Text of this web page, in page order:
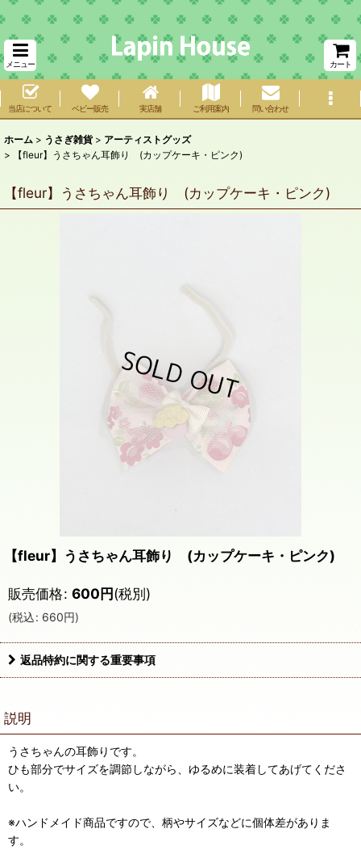
メニュー カート
当店について ベビー販売 実店舗 ご利用案内 問い合わせ
ホーム > うさぎ雑貨 > アーティストグッズ
>
【fleur】うさちゃん耳飾り (カップケーキ・ピンク)
【fleur】うさちゃん耳飾り (カップケーキ・ピンク)
【fleur】うさちゃん耳飾り (カップケーキ・ピンク)
販売価格: 600円(税別)
(税込: 660円)
返品特約に関する重要事項
説明
うさちゃんの耳飾りです。
ひも部分でサイズを調節しながら、ゆるめに装着してあげてくださ
い。
※ハンドメイド商品ですので、柄やサイズなどに個体差がありま
す。